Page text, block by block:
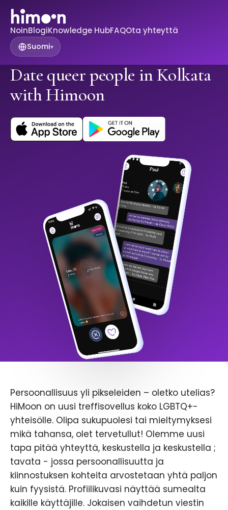
NoinBlogiKnowledge HubFAQOta yhteyttä
Suomi▾
Date queer people in Kolkata
with Himoon
Persoonallisuus yli pikseleiden – oletko utelias?
HiMoon on uusi treffisovellus koko LGBTQ+-
yhteisölle. Olipa sukupuolesi tai mieltymyksesi
mikä tahansa, olet tervetullut! Olemme uusi
tapa pitää yhteyttä, keskustella ja keskustella ;
tavata - jossa persoonallisuutta ja
kiinnostuksen kohteita arvostetaan yhtä paljon
kuin fyysistä. Profiilikuvasi näyttää sumealta
kaikille käyttäjille. Jokaisen vaihdetun viestin